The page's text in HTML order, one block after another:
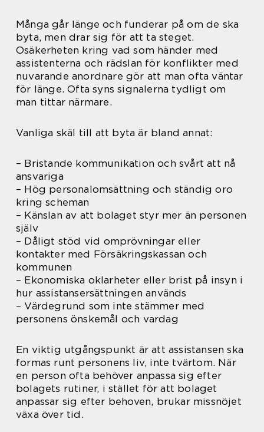
Många går länge och funderar på om de ska
byta, men drar sig för att ta steget.
Osäkerheten kring vad som händer med
assistenterna och rädslan för konflikter med
nuvarande anordnare gör att man ofta väntar
för länge. Ofta syns signalerna tydligt om
man tittar närmare.
Vanliga skäl till att byta är bland annat:
– Bristande kommunikation och svårt att nå
ansvariga
– Hög personalomsättning och ständig oro
kring scheman
– Känslan av att bolaget styr mer än personen
själv
– Dåligt stöd vid omprövningar eller
kontakter med Försäkringskassan och
kommunen
– Ekonomiska oklarheter eller brist på insyn i
hur assistansersättningen används
– Värdegrund som inte stämmer med
personens önskemål och vardag
En viktig utgångspunkt är att assistansen ska
formas runt personens liv, inte tvärtom. När
en person ofta behöver anpassa sig efter
bolagets rutiner, i stället för att bolaget
anpassar sig efter behoven, brukar missnöjet
växa över tid.